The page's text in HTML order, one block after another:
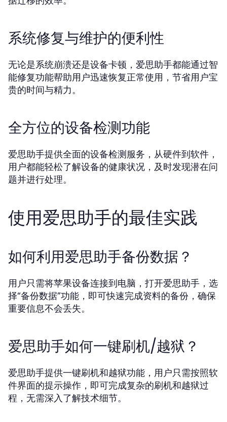
系统修复与维护的便利性
无论是系统崩溃还是设备卡顿，爱思助手都能通过智
能修复功能帮助用户迅速恢复正常使用，节省用户宝
贵的时间与精力。
全方位的设备检测功能
爱思助手提供全面的设备检测服务，从硬件到软件，
用户都能轻松了解设备的健康状况，及时发现潜在问
题并进行处理。
使用爱思助手的最佳实践
如何利用爱思助手备份数据？
用户只需将苹果设备连接到电脑，打开爱思助手，选
择“备份数据”功能，即可快速完成资料的备份，确保
重要信息不会丢失。
爱思助手如何一键刷机/越狱？
爱思助手提供一键刷机和越狱功能，用户只需按照软
件界面的提示操作，即可完成复杂的刷机和越狱过
程，无需深入了解技术细节。